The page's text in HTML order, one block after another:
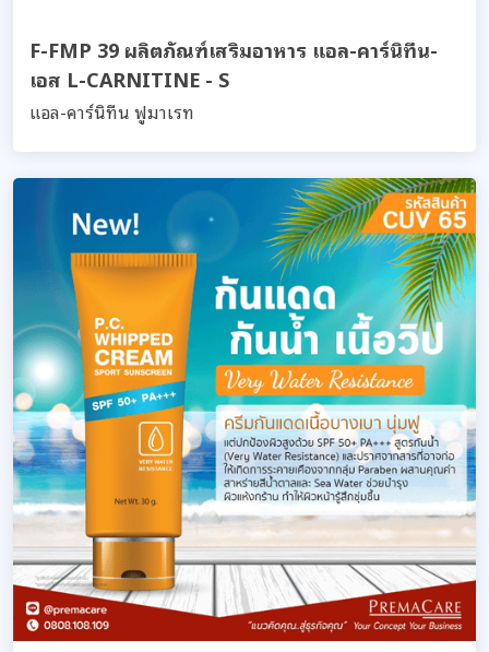
F-FMP 39 ผลิตภัณฑ์เสริมอาหาร แอล-คาร์นิทีน-
เอส L-CARNITINE - S
แอล-คาร์นิทีน ฟูมาเรท